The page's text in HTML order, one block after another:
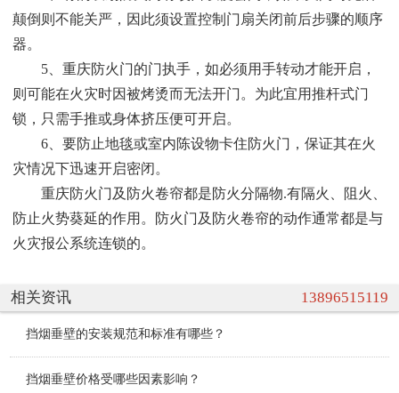
颠倒则不能关严，因此须设置控制门扇关闭前后步骤的顺序
器。
5、重庆防火门的门执手，如必须用手转动才能开启，
则可能在火灾时因被烤烫而无法开门。为此宜用推杆式门
锁，只需手推或身体挤压便可开启。
6、要防止地毯或室内陈设物卡住防火门，保证其在火
灾情况下迅速开启密闭。
重庆防火门及防火卷帘都是防火分隔物.有隔火、阻火、
防止火势葵延的作用。防火门及防火卷帘的动作通常都是与
火灾报公系统连锁的。
相关资讯 13896515119
挡烟垂壁的安装规范和标准有哪些？
挡烟垂壁价格受哪些因素影响？